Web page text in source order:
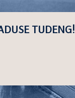
TUDENG!